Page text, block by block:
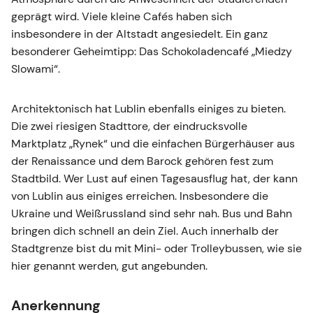
geprägt wird. Viele kleine Cafés haben sich
insbesondere in der Altstadt angesiedelt. Ein ganz
besonderer Geheimtipp: Das Schokoladencafé „Miedzy
Slowami“.
Architektonisch hat Lublin ebenfalls einiges zu bieten.
Die zwei riesigen Stadttore, der eindrucksvolle
Marktplatz „Rynek“ und die einfachen Bürgerhäuser aus
der Renaissance und dem Barock gehören fest zum
Stadtbild. Wer Lust auf einen Tagesausflug hat, der kann
von Lublin aus einiges erreichen. Insbesondere die
Ukraine und Weißrussland sind sehr nah. Bus und Bahn
bringen dich schnell an dein Ziel. Auch innerhalb der
Stadtgrenze bist du mit Mini- oder Trolleybussen, wie sie
hier genannt werden, gut angebunden.
Anerkennung